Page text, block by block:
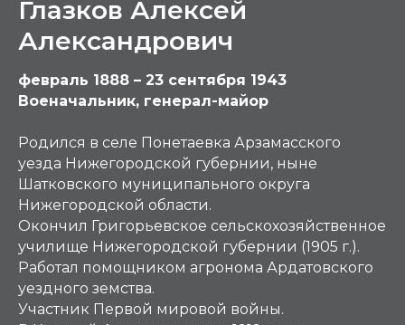
Глазков Алексей
Александрович
февраль 1888 – 23 сентября 1943
Военачальник, генерал-майор
Родился в селе Понетаевка Арзамасского
уезда Нижегородской губернии, ныне
Шатковского муниципального округа
Нижегородской области.
Окончил Григорьевское сельскохозяйственное
училище Нижегородской губернии (1905 г.).
Работал помощником агронома Ардатовского
уездного земства.
Участник Первой мировой войны.